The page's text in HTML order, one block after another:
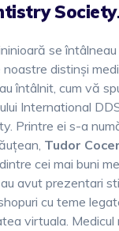
Society.
se
noastre distinşi
întâlnit, cum vă
International
Printre ei s-a
Tudor
cei mai buni
avut prezentari
cu teme
virtuala. Medicul